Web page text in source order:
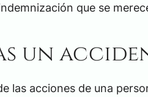
que se
un
las acciones de una